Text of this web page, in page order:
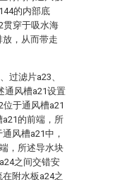
的内部底
贯穿于吸水海
，从而带走
过滤片a23、
通风槽a21设置
于通风槽a21
的前端，所
风槽a21中，
，所述导水块
之间交错安
附水板a24之